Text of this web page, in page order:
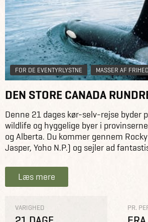
FOR DE EVENTYRLYSTNE MASSER AF FRIHED
DEN STORE CANADA
Denne 21 dages kør-selv-rejse byder
wildlife og hyggelige byer i
og Alberta. Du kommer gennem
Jasper, Yoho N.P.) og sejler ad
Læs mere
VARIGHED PR.